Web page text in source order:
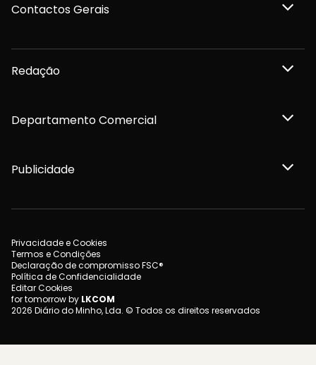
Contactos Gerais
Redação
Departamento Comercial
Publicidade
Privacidade e Cookies
Termos e Condições
Declaração de compromisso FSC®
Política de Confidencialidade
Editar Cookies
for tomorrow by LKCOM
2026 Diário do Minho, Lda. © Todos os direitos reservados